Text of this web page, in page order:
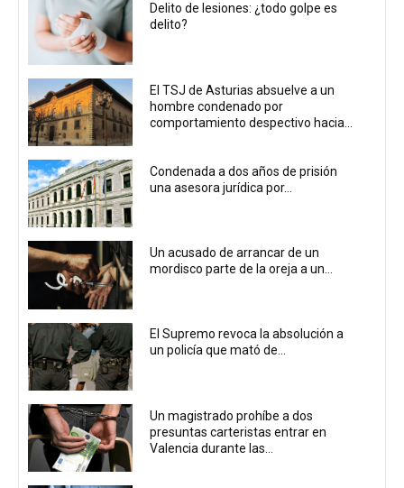
Delito de lesiones: ¿todo golpe es
delito?
El TSJ de Asturias absuelve a un
hombre condenado por
comportamiento despectivo hacia...
Condenada a dos años de prisión
una asesora jurídica por...
Un acusado de arrancar de un
mordisco parte de la oreja a un...
El Supremo revoca la absolución a
un policía que mató de...
Un magistrado prohíbe a dos
presuntas carteristas entrar en
Valencia durante las...